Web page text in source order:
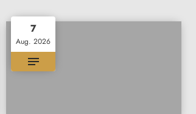
7
Aug. 2026